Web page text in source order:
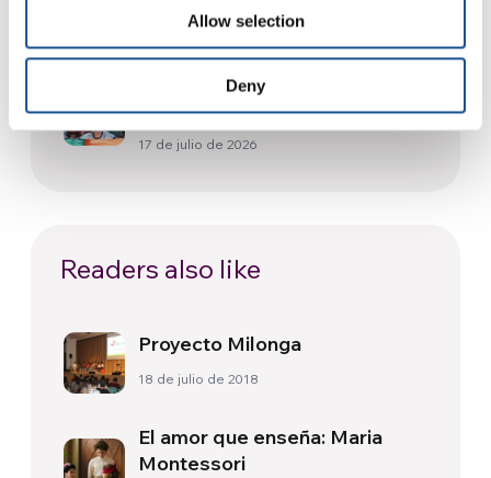
Allow selection
Deny
24 de julio de 2026
Cómo vive Toronto la Copa del
Mundo: Cultura, identidad y
política más allá del terreno
17 de julio de 2026
Readers also like
Proyecto Milonga
18 de julio de 2018
El amor que enseña: Maria
Montessori